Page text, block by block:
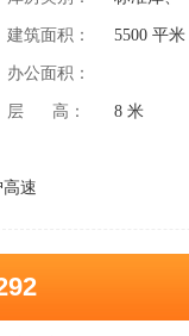
建筑面积： 5500 平
办公面积：
层 高： 8 米
速